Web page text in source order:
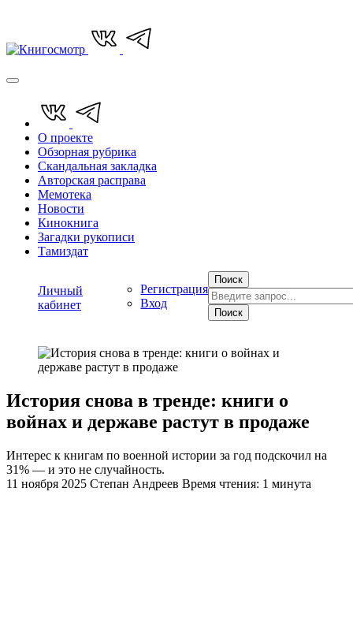
О проекте
Обзорная рубрика
Скандальная закладка
Авторская расправа
Мемотека
Новости
Кинокнига
Загадки рукописи
Тамиздат
Личный
кабинет
Регистрация
Вход
Поиск
Поиск
История снова в тренде: книги о
войнах и державе растут в продаже
Интерес к книгам по военной истории за год подскочил на
31% — и это не случайность.
11 ноября 2025 Степан Андреев Время чтения: 1 минута